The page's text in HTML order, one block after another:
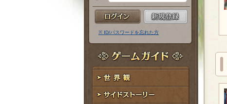
ー
ル
ア
ド
レ
ス
パ
ス
ー
ド
※ ID/パスワードを忘れた方
ゲームガイド
世界観